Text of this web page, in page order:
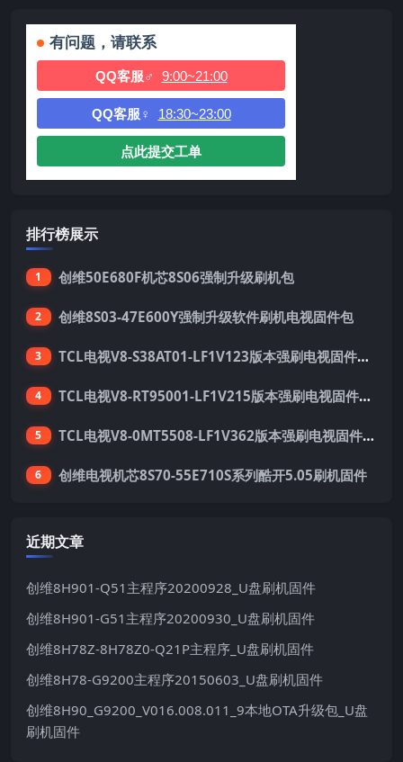
有问题，请联系
QQ客服♂ 9:00~21:00
QQ客服♀ 18:30~23:00
点此提交工单
排行榜展示
1 创维50E680F机芯8S06强制升级刷机包
2 创维8S03-47E600Y强制升级软件刷机电视固件包
3 TCL电视V8-S38AT01-LF1V123版本强刷电视固件包下载
4 TCL电视V8-RT95001-LF1V215版本强刷电视固件包下载
5 TCL电视V8-0MT5508-LF1V362版本强刷电视固件包下载
6 创维电视机芯8S70-55E710S系列酷开5.05刷机固件
近期文章
创维8H901-Q51主程序20200928_U盘刷机固件
创维8H901-G51主程序20200930_U盘刷机固件
创维8H78Z-8H78Z0-Q21P主程序_U盘刷机固件
创维8H78-G9200主程序20150603_U盘刷机固件
创维8H90_G9200_V016.008.011_9本地OTA升级包_U盘
刷机固件